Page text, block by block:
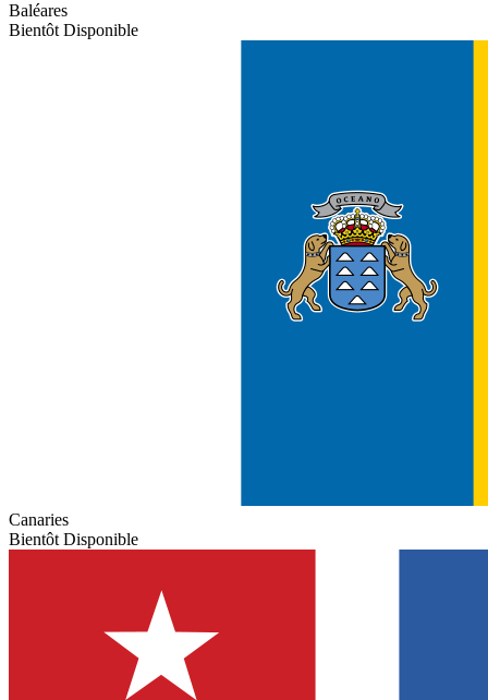
Baléares
Bientôt Disponible
Canaries
Bientôt Disponible